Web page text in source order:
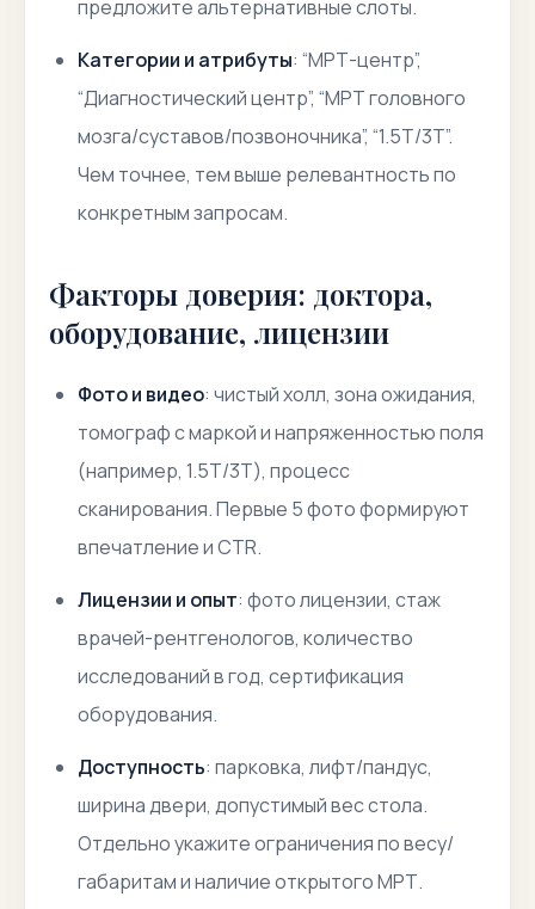
предложите альтернативные слоты.
Категории и атрибуты: “МРТ-центр”,
“Диагностический центр”, “МРТ головного
мозга/суставов/позвоночника”, “1.5Т/3Т”.
Чем точнее, тем выше релевантность по
конкретным запросам.
Факторы доверия: доктора,
оборудование, лицензии
Фото и видео: чистый холл, зона ожидания,
томограф с маркой и напряженностью поля
(например, 1.5Т/3Т), процесс
сканирования. Первые 5 фото формируют
впечатление и CTR.
Лицензии и опыт: фото лицензии, стаж
врачей-рентгенологов, количество
исследований в год, сертификация
оборудования.
Доступность: парковка, лифт/пандус,
ширина двери, допустимый вес стола.
Отдельно укажите ограничения по весу/
габаритам и наличие открытого МРТ.